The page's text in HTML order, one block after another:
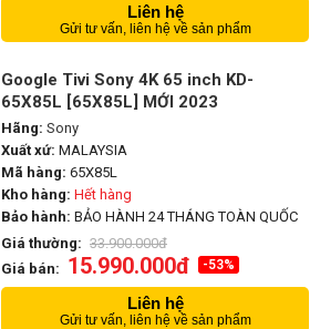
Liên hệ
Gửi tư vấn, liên hệ về sản phẩm
Google Tivi Sony 4K 65 inch KD-
65X85L [65X85L] MỚI 2023
Hãng: Sony
Xuất xứ: MALAYSIA
Mã hàng: 65X85L
Kho hàng: Hết hàng
Bảo hành: BẢO HÀNH 24 THÁNG TOÀN QUỐC
Giá thường: 33.900.000đ
Giá bán: 15.990.000đ -53%
Liên hệ
Gửi tư vấn, liên hệ về sản phẩm